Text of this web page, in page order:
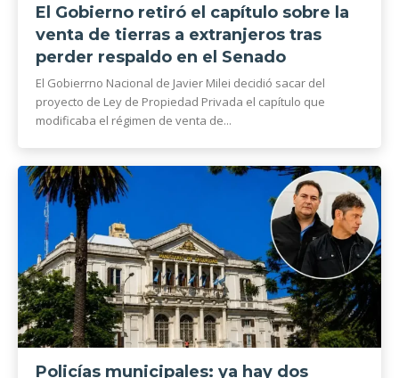
El Gobierno retiró el capítulo sobre la
venta de tierras a extranjeros tras
perder respaldo en el Senado
El Gobierrno Nacional de Javier Milei decidió sacar del
proyecto de Ley de Propiedad Privada el capítulo que
modificaba el régimen de venta de...
Policías municipales: ya hay dos